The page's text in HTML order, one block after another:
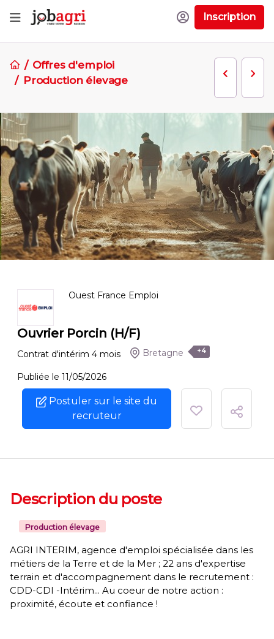
Inscription
Offres d'emploi
Production élevage
Ouest France Emploi
Ouvrier Porcin (H/F)
Contrat d'intérim 4 mois Bretagne +4
Publiée le 11/05/2026
Postuler sur le site du
recruteur
Description du poste
Production élevage
AGRI INTERIM, agence d'emploi spécialisée dans les
métiers de la Terre et de la Mer ; 22 ans d'expertise
terrain et d'accompagnement dans le recrutement :
CDD-CDI -Intérim... Au coeur de notre action :
proximité, écoute et confiance !